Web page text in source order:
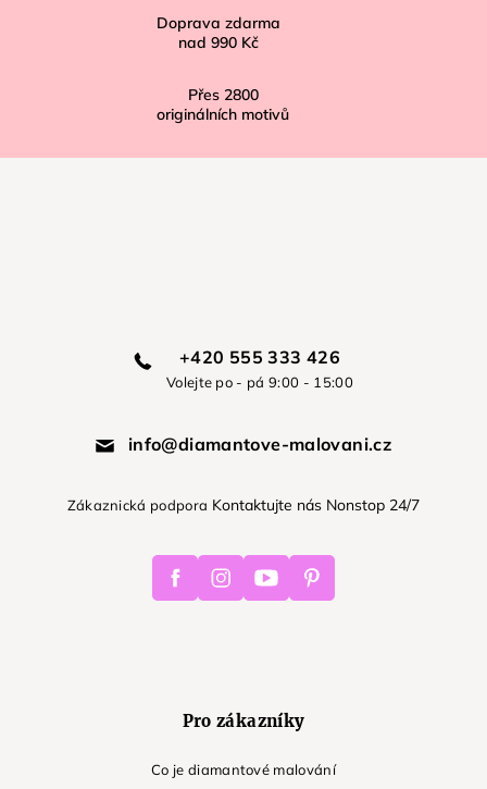
Doprava zdarma
nad 990 Kč
Přes 2800
originálních motivů
+420 555 333 426
Volejte po - pá 9:00 - 15:00
info@diamantove-malovani.cz
Zákaznická podpora Kontaktujte nás Nonstop 24/7
FacebookInstagramYoutube Pinterest
Pro zákazníky
Co je diamantové malování